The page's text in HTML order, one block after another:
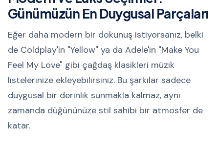
Günümüzün En Duygusal Parçaları
Eğer daha modern bir dokunuş istiyorsanız, belki
de Coldplay'in "Yellow" ya da Adele'in "Make You
Feel My Love" gibi çağdaş klasikleri müzik
listelerinize ekleyebilirsiniz. Bu şarkılar sadece
duygusal bir derinlik sunmakla kalmaz, aynı
zamanda düğününüze stil sahibi bir atmosfer de
katar.